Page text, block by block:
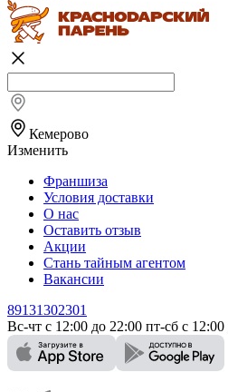
Кемерово
Изменить
Франшиза
Условия доставки
О нас
Оставить отзыв
Акции
Стань тайным агентом
Вакансии
89131302301
Вс-чт с 12:00 до 22:00 пт-сб с